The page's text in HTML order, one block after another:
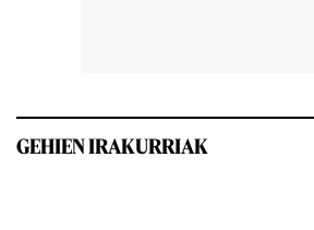
GEHIEN IRAKURRIAK